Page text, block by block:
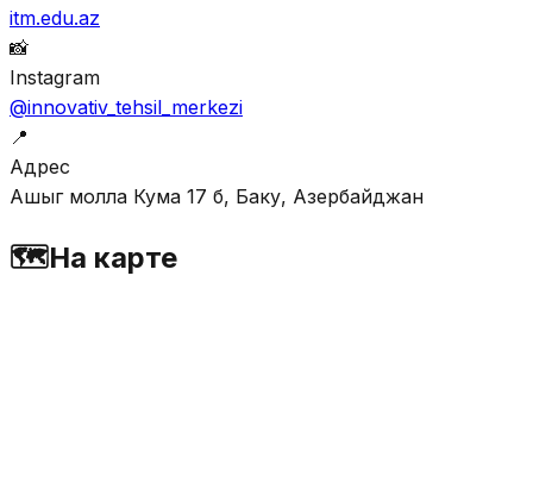
itm.edu.az
📸
Instagram
@innovativ_tehsil_merkezi
📍
Адрес
Ашыг молла Кума 17 б, Баку, Азербайджан
🗺️На карте